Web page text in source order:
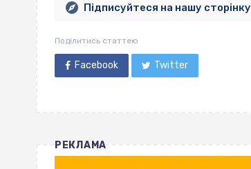
Підписуйтеся на нашу
Поділитись статтею
Facebook Twitter
РЕКЛАМА